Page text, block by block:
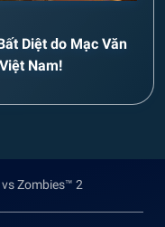
Diệt do Mạc Văn
Nam!
Zombies™ 2